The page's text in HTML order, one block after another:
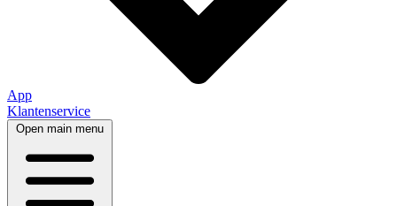
App
Klantenservice
Open main menu